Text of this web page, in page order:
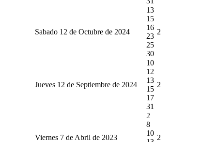
Sabado 12 de Octubre de 2024
13
15
16
23
25
30
2
Jueves 12 de Septiembre de 2024
10
12
13
15
17
31
2
Viernes 7 de Abril de 2023
2
8
10
2